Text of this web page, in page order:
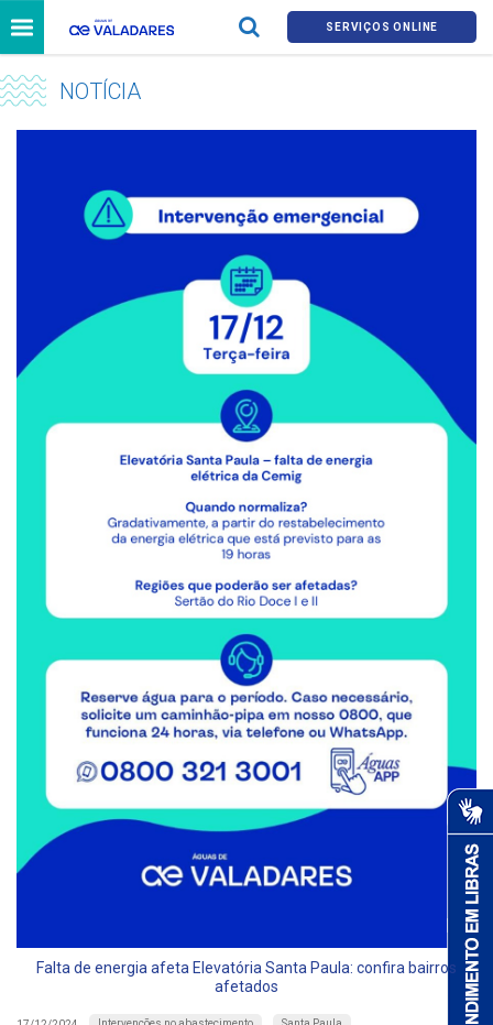
SERVIÇOS ONLINE
NOTÍCIA
Falta de energia afeta Elevatória Santa Paula: confira bairros
afetados